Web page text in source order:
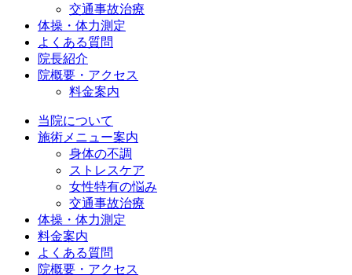
交通事故治療
体操・体力測定
よくある質問
院長紹介
院概要・アクセス
料金案内
当院について
施術メニュー案内
身体の不調
ストレスケア
女性特有の悩み
交通事故治療
体操・体力測定
料金案内
よくある質問
院概要・アクセス